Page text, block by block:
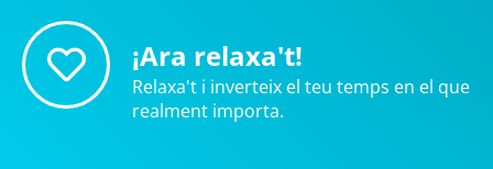
¡Ara relaxa't!
Relaxa't i inverteix el teu temps en el que
realment importa.